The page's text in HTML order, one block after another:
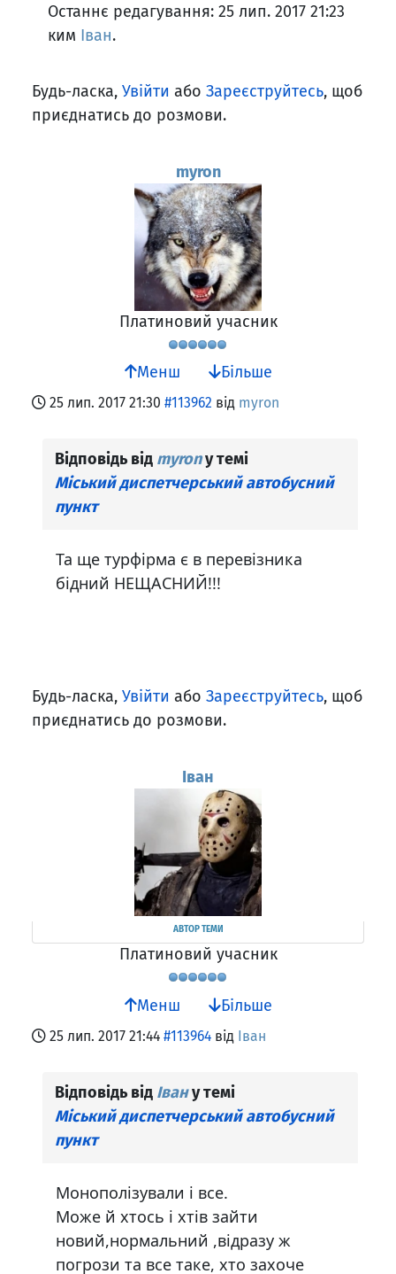
Останнє редагування: 25 лип. 2017 21:23
ким Іван.
Будь-ласка, Увійти або Зареєструйтесь, щоб
приєднатись до розмови.
myron
Платиновий учасник
Менш Більше
25 лип. 2017 21:30 #113962 від myron
Відповідь від myronу темі
Міський диспетчерський автобусний
пункт
Та ще турфірма є в перевізника
бідний НЕЩАСНИЙ!!!
Будь-ласка, Увійти або Зареєструйтесь, щоб
приєднатись до розмови.
Іван
АВТОР ТЕМИ
Платиновий учасник
Менш Більше
25 лип. 2017 21:44 #113964 від Іван
Відповідь від Івану темі
Міський диспетчерський автобусний
пункт
Монополізували і все.
Може й хтось і хтів зайти
новий,нормальний ,відразу ж
погрози та все таке, хто захоче